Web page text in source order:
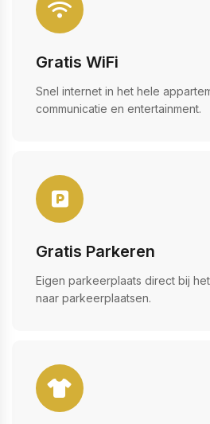
Gratis WiFi
Snel internet in het hele
communicatie en entertainment.
Gratis Parkeren
Eigen parkeerplaats direct bij
naar parkeerplaatsen.